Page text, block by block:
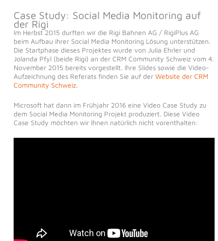
Case Study: Social Media Monitoring auf
der Rigi
Im Herbst 2015 durften wir die Rigi Bahnen AG / RigiPlus AG
beim Aufbau ihrer Social Media Monitoring Lösung unterstützen.
Die Startphase dieses Projektes wurde von Julia Ehrler und
Jolanda Pfyl (beide Rigi) an der CRM Community Schweiz vom 4.
November 2015 bereits vorgestellt. Ihre Slides sowie die Video-
Aufzeichnung des Referats finden Sie auf der Website der CRM
Community Schweiz.
Microsoft hat dann im Frühjahr 2016 eine Video Case Study zu
dem Social Media Monitoring Projekt produziert. Diese Video
Case Study möchten wir Ihnen natürlich nicht vorenthalten: